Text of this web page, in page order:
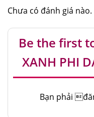
Chưa có đánh giá nào.
Be the first
XANH PHI
Bạn phải